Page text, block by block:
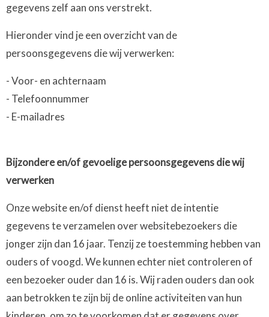
gegevens zelf aan ons verstrekt.
Hieronder vind je een overzicht van de
persoonsgegevens die wij verwerken:
- Voor- en achternaam
- Telefoonnummer
- E-mailadres
Bijzondere en/of gevoelige persoonsgegevens die wij
verwerken
Onze website en/of dienst heeft niet de intentie
gegevens te verzamelen over websitebezoekers die
jonger zijn dan 16 jaar. Tenzij ze toestemming hebben van
ouders of voogd. We kunnen echter niet controleren of
een bezoeker ouder dan 16 is. Wij raden ouders dan ook
aan betrokken te zijn bij de online activiteiten van hun